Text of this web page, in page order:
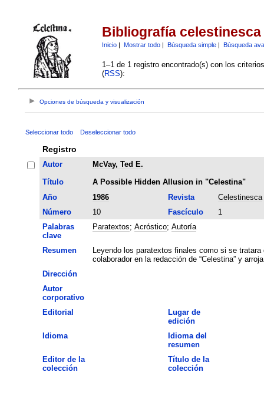
Bibliografía celestinesca
Inicio| Mostrar todo| Búsqueda simple| Búsqueda
1–1 de 1 registro encontrado(s) con los
(RSS):
Opciones de búsqueda y visualización
Seleccionar todo Deseleccionar todo
Registro
Autor
McVay, Ted E.
Título
A Possible Hidden Allusion in "Celestina"
Año
1986 Revista
Celestinesca
Número
10 Fascículo
1
Palabras
clave
Paratextos; Acróstico; Autoría
Resumen
Leyendo los paratextos finales como si se
colaborador en la redacción de “Celestina” y
Dirección
Autor
corporativo
Editorial
Lugar de
edición
Idioma
Idioma del
resumen
Editor de la
colección
Título de la
colección